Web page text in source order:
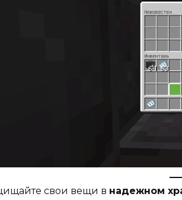
свои вещи в надежном